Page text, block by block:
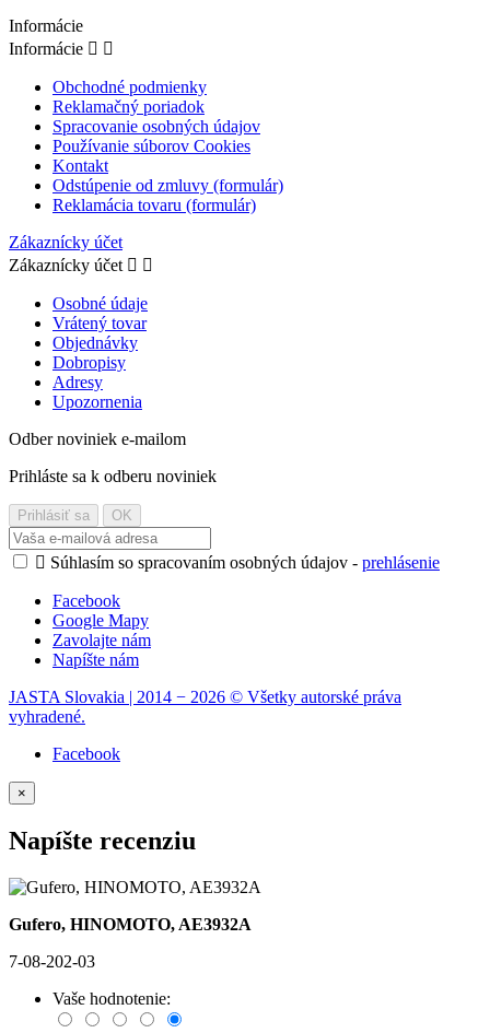
Informácie
Informácie  
Obchodné podmienky
Reklamačný poriadok
Spracovanie osobných údajov
Používanie súborov Cookies
Kontakt
Odstúpenie od zmluvy (formulár)
Reklamácia tovaru (formulár)
Zákaznícky účet
Zákaznícky účet  
Osobné údaje
Vrátený tovar
Objednávky
Dobropisy
Adresy
Upozornenia
Odber noviniek e-mailom
Prihláste sa k odberu noviniek
 Súhlasím so spracovaním osobných údajov - prehlásenie
Facebook
Google Mapy
Zavolajte nám
Napíšte nám
JASTA Slovakia | 2014 − 2026 © Všetky autorské práva
vyhradené.
Facebook
×
Napíšte recenziu
Gufero, HINOMOTO, AE3932A
7-08-202-03
Vaše hodnotenie: